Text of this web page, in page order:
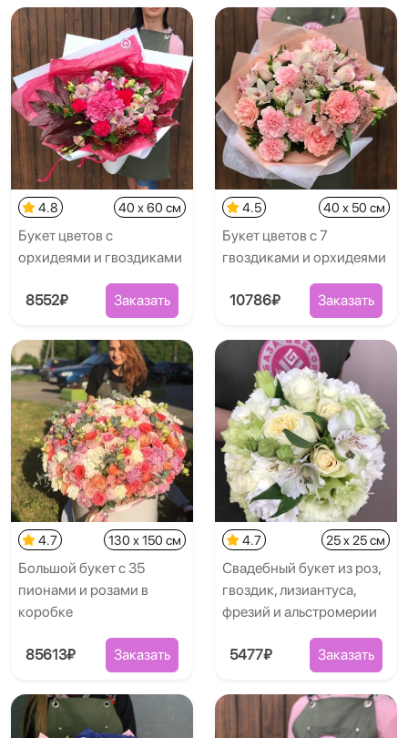
4.8 40 x 60 см
Букет цветов с
орхидеями и гвоздиками
8552₽ Заказать
4.5 40 x 50 см
Букет цветов с 7
гвоздиками и орхидеями
10786₽ Заказать
4.7 130 x 150 см
Большой букет с 35
пионами и розами в
коробке
85613₽ Заказать
4.7 25 x 25 см
Свадебный букет из роз,
гвоздик, лизиантуса,
фрезий и альстромерии
5477₽ Заказать